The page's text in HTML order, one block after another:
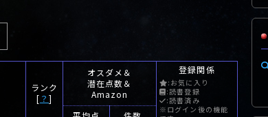
ランク
[ ？]
オスダメ＆
潜在点数＆
Amazon
登録関係
:お気に入り
:読書登録
:読書済み
※ログイン後の機能